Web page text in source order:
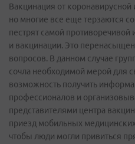
Вакцинация от
но многие все еще терзаются
пестрят самой
и вакцинации. Это
вопросов. В данном случае
сочла необходимой мерой для
возможность получить
профессионалов и
представителями центра
приезд мобильных
чтобы люди могли привиться